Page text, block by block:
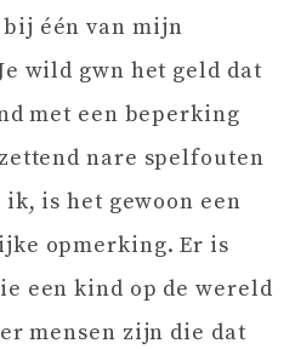
één van mijn
wild gwn het geld dat
met een beperking
nare spelfouten
is het gewoon een
opmerking. Er is
een kind op de wereld
mensen zijn die dat